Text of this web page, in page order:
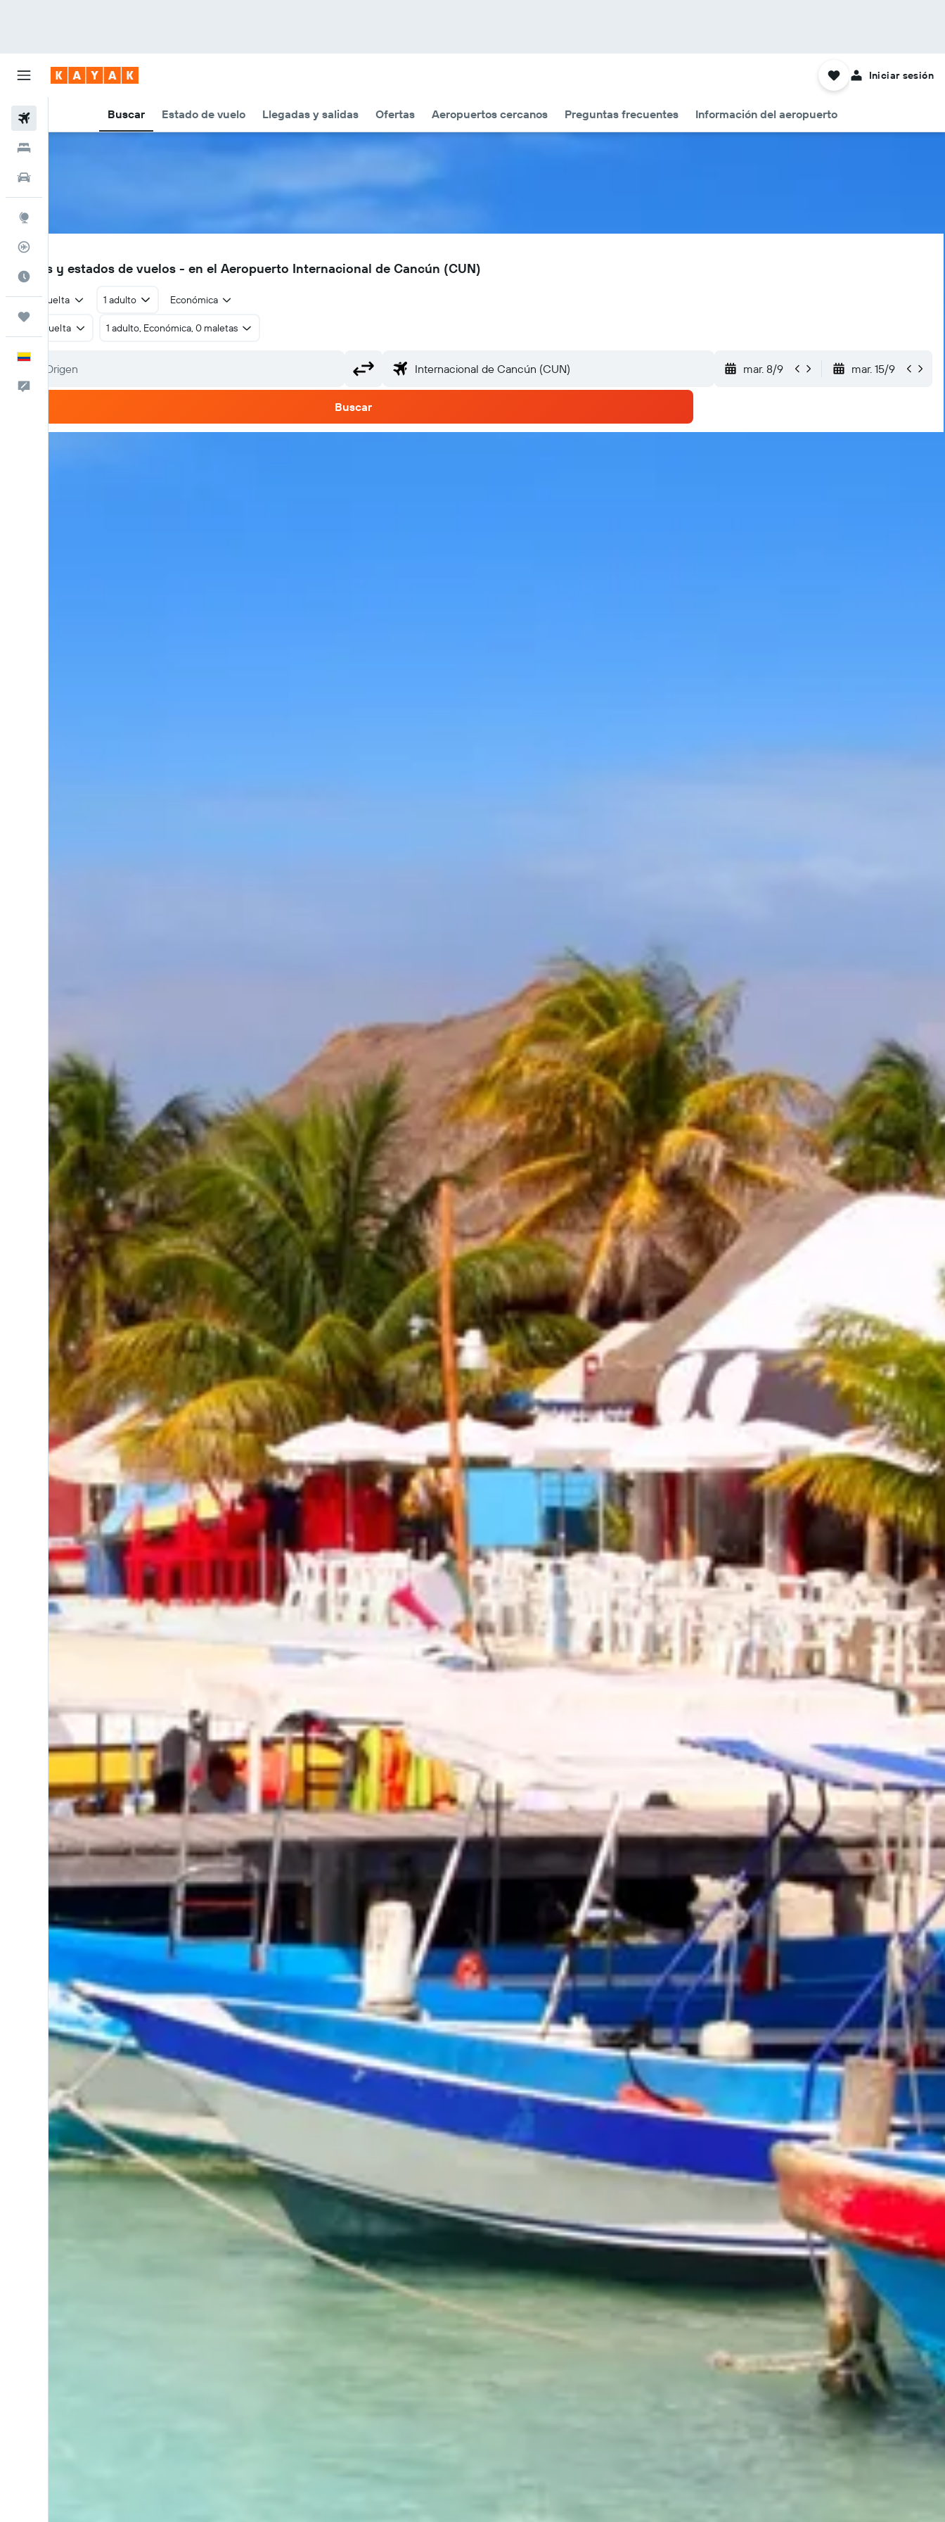
Buscar Estado de vuelo Llegadas y salidas Ofertas Aeropuertos cercanos Preguntas frecuentes Información del aeropuerto
Iniciar sesión
Cuándo ir
CUN
Vuelos y estados de vuelos - en el Aeropuerto Internacional de Cancún (CUN)
Ida y vuelta 1 adulto Económica
Ida y vuelta 1 adulto, Económica, 0 maletas
mar. 8/9 mar. 15/9
Buscar